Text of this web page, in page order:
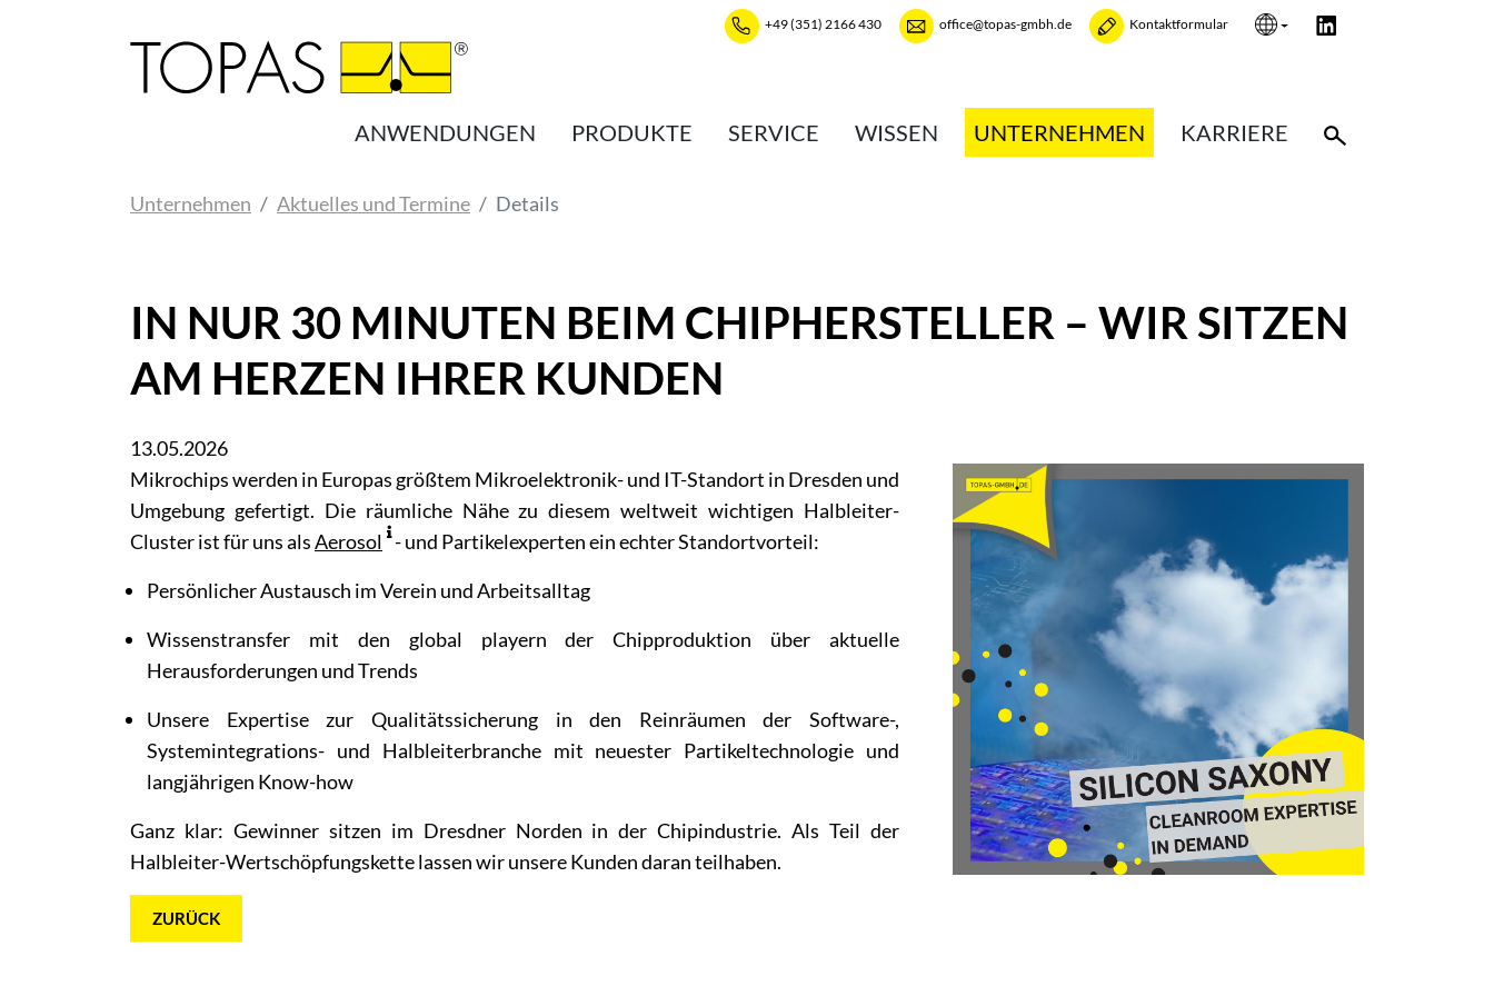
+49 (351) 2166 430 office@topas-gmbh.de Kontaktformular
ANWENDUNGEN PRODUKTE SERVICE WISSEN UNTERNEHMEN KARRIERE
Unternehmen Aktuelles und Termine Details
IN NUR 30 MINUTEN BEIM CHIPHERSTELLER – WIR SITZEN
AM HERZEN IHRER KUNDEN
13.05.2026
Mikrochips werden in Europas größtem Mikroelektronik- und IT-Standort in Dresden und
Umgebung gefertigt. Die räumliche Nähe zu diesem weltweit wichtigen Halbleiter-
Cluster ist für uns alsAerosol - und Partikelexperten ein echter Standortvorteil:
Persönlicher Austausch im Verein und Arbeitsalltag
Wissenstransfer mit den global playern der Chipproduktion über aktuelle
Herausforderungen und Trends
Unsere Expertise zur Qualitätssicherung in den Reinräumen der Software-,
Systemintegrations- und Halbleiterbranche mit neuester Partikeltechnologie und
langjährigen Know-how
Ganz klar: Gewinner sitzen im Dresdner Norden in der Chipindustrie. Als Teil der
Halbleiter-Wertschöpfungskette lassen wir unsere Kunden daran teilhaben.
ZURÜCK